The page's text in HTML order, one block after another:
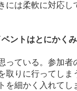
には柔軟に対応
ントはとにかく
っている。参加
取りに行ってし
を細かく入れてし